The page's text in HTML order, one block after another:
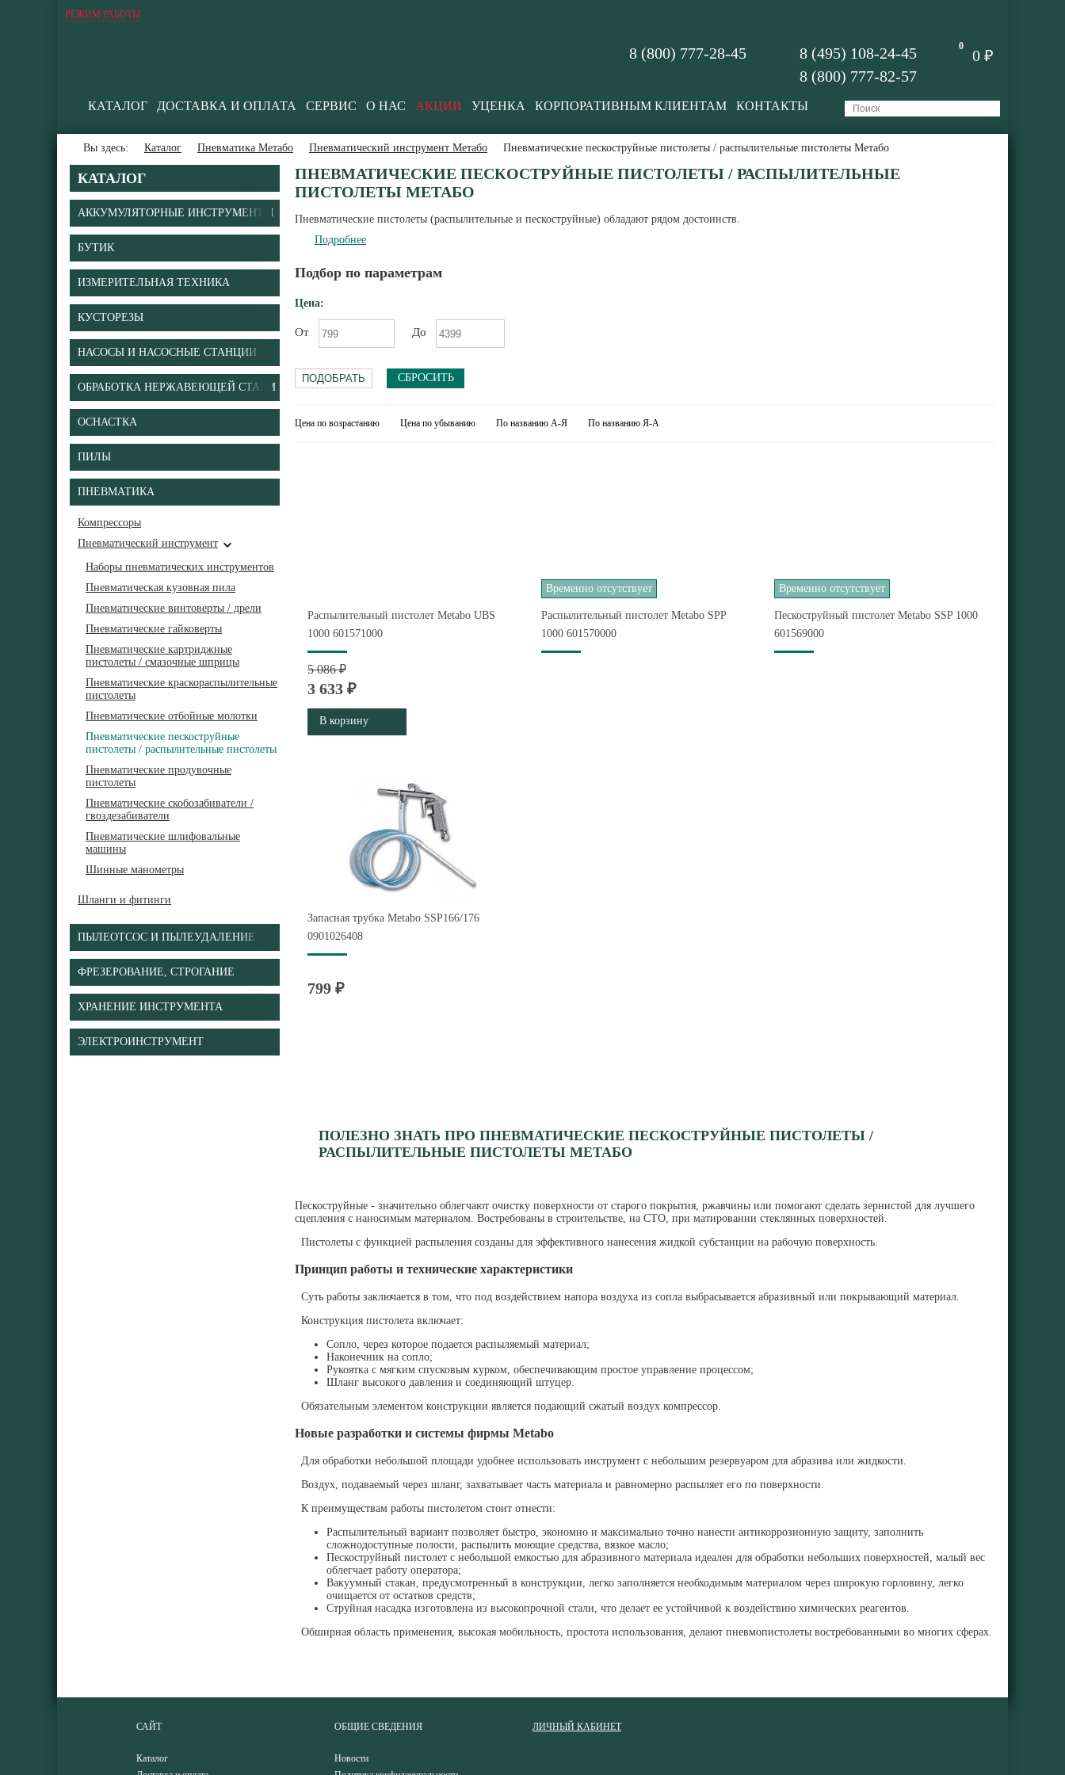
РЕЖИМ РАБОТЫ
0
0 ₽
8 (495) 108-24-45
8 (800) 777-82-57
8 (800) 777-28-45
КАТАЛОГ ДОСТАВКА И ОПЛАТА СЕРВИС О НАС АКЦИИ УЦЕНКА КОРПОРАТИВНЫМ КЛИЕНТАМ КОНТАКТЫ
Вы здесь: Каталог Пневматика Метабо Пневматический инструмент Метабо Пневматические пескоструйные пистолеты / распылительные пистолеты Метабо
КАТАЛОГ
АККУМУЛЯТОРНЫЕ ИНСТРУМЕНТЫ
БУТИК
ИЗМЕРИТЕЛЬНАЯ ТЕХНИКА
КУСТОРЕЗЫ
НАСОСЫ И НАСОСНЫЕ СТАНЦИИ
ОБРАБОТКА НЕРЖАВЕЮЩЕЙ СТАЛИ
ОСНАСТКА
ПИЛЫ
ПНЕВМАТИКА
Компрессоры
Пневматический инструмент
Наборы пневматических инструментов
Пневматическая кузовная пила
Пневматические винтоверты / дрели
Пневматические гайковерты
Пневматические картриджные
пистолеты / смазочные шприцы
Пневматические краскораспылительные
пистолеты
Пневматические отбойные молотки
Пневматические пескоструйные
пистолеты / распылительные пистолеты
Пневматические продувочные
пистолеты
Пневматические скобозабиватели /
гвоздезабиватели
Пневматические шлифовальные
машины
Шинные манометры
Шланги и фитинги
ПЫЛЕОТСОС И ПЫЛЕУДАЛЕНИЕ
ФРЕЗЕРОВАНИЕ, СТРОГАНИЕ
ХРАНЕНИЕ ИНСТРУМЕНТА
ЭЛЕКТРОИНСТРУМЕНТ
ПНЕВМАТИЧЕСКИЕ ПЕСКОСТРУЙНЫЕ ПИСТОЛЕТЫ / РАСПЫЛИТЕЛЬНЫЕ
ПИСТОЛЕТЫ МЕТАБО
Пневматические пистолеты (распылительные и пескоструйные) обладают рядом достоинств.
Подробнее
Подбор по параметрам
Цена:
От До
СБРОСИТЬ
Цена по возрастанию Цена по убыванию По названию А-Я По названию Я-А
Распылительный пистолет Metabo UBS
1000 601571000
5 086 ₽
3 633 ₽
В корзину
Временно отсутствует
Распылительный пистолет Metabo SPP
1000 601570000
Временно отсутствует
Пескоструйный пистолет Metabo SSP 1000
601569000
Запасная трубка Metabo SSP166/176
0901026408
799 ₽
ПОЛЕЗНО ЗНАТЬ ПРО ПНЕВМАТИЧЕСКИЕ ПЕСКОСТРУЙНЫЕ ПИСТОЛЕТЫ /
РАСПЫЛИТЕЛЬНЫЕ ПИСТОЛЕТЫ МЕТАБО
Пескоструйные - значительно облегчают очистку поверхности от старого покрытия, ржавчины или помогают сделать зернистой для лучшего
сцепления с наносимым материалом. Востребованы в строительстве, на СТО, при матировании стеклянных поверхностей.
Пистолеты с функцией распыления созданы для эффективного нанесения жидкой субстанции на рабочую поверхность.
Принцип работы и технические характеристики
Суть работы заключается в том, что под воздействием напора воздуха из сопла выбрасывается абразивный или покрывающий материал.
Конструкция пистолета включает:
Сопло, через которое подается распыляемый материал;
Наконечник на сопло;
Рукоятка с мягким спусковым курком, обеспечивающим простое управление процессом;
Шланг высокого давления и соединяющий штуцер.
Обязательным элементом конструкции является подающий сжатый воздух компрессор.
Новые разработки и системы фирмы Metabo
Для обработки небольшой площади удобнее использовать инструмент с небольшим резервуаром для абразива или жидкости.
Воздух, подаваемый через шланг, захватывает часть материала и равномерно распыляет его по поверхности.
К преимуществам работы пистолетом стоит отнести:
Распылительный вариант позволяет быстро, экономно и максимально точно нанести антикоррозионную защиту, заполнить
сложнодоступные полости, распылить моющие средства, вязкое масло;
Пескоструйный пистолет с небольшой емкостью для абразивного материала идеален для обработки небольших поверхностей, малый вес
облегчает работу оператора;
Вакуумный стакан, предусмотренный в конструкции, легко заполняется необходимым материалом через широкую горловину, легко
очищается от остатков средств;
Струйная насадка изготовлена из высокопрочной стали, что делает ее устойчивой к воздействию химических реагентов.
Обширная область применения, высокая мобильность, простота использования, делают пневмопистолеты востребованными во многих сферах.
САЙТ
Каталог
ОБЩИЕ СВЕДЕНИЯ
Новости
ЛИЧНЫЙ КАБИНЕТ